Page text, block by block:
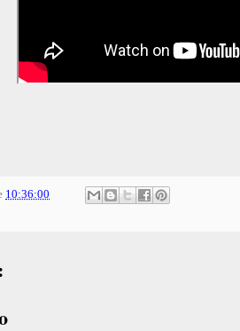
10:36:00